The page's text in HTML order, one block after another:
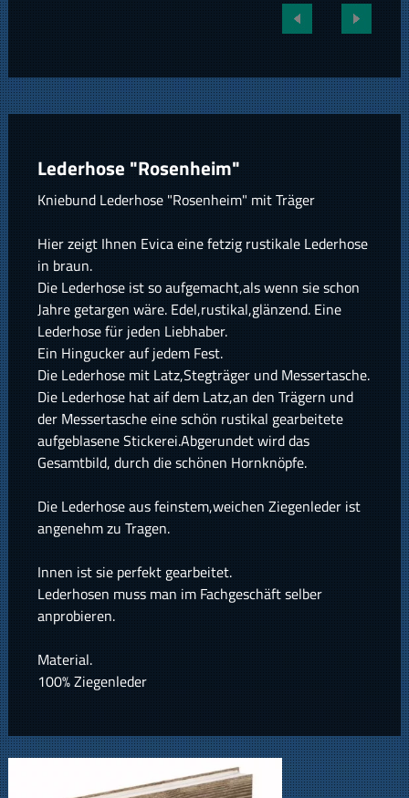
Lederhose "Rosenheim"
Kniebund Lederhose "Rosenheim" mit Träger
Hier zeigt Ihnen Evica eine fetzig rustikale Lederhose
in braun.
Die Lederhose ist so aufgemacht,als wenn sie schon
Jahre getargen wäre. Edel,rustikal,glänzend. Eine
Lederhose für jeden Liebhaber.
Ein Hingucker auf jedem Fest.
Die Lederhose mit Latz,Stegträger und Messertasche.
Die Lederhose hat aif dem Latz,an den Trägern und
der Messertasche eine schön rustikal gearbeitete
aufgeblasene Stickerei.Abgerundet wird das
Gesamtbild, durch die schönen Hornknöpfe.
Die Lederhose aus feinstem,weichen Ziegenleder ist
angenehm zu Tragen.
Innen ist sie perfekt gearbeitet.
Lederhosen muss man im Fachgeschäft selber
anprobieren.
Material.
100% Ziegenleder